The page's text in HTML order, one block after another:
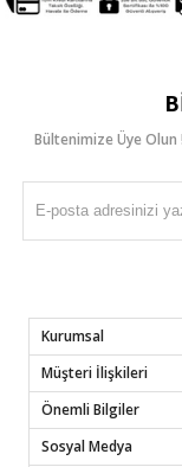
Bültenimize Üye
Kurumsal
Müşteri İlişkileri
Önemli Bilgiler
Sosyal Medya